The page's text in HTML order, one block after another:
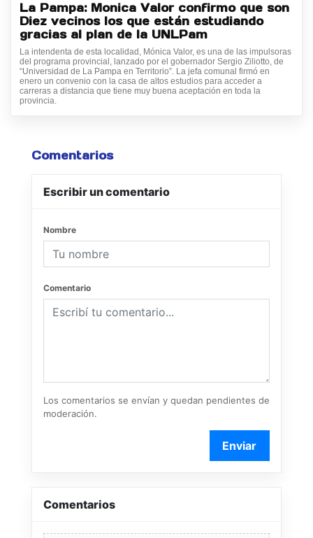
La Pampa: Monica Valor confirmo que son
Diez vecinos los que están estudiando
gracias al plan de la UNLPam
La intendenta de esta localidad, Mónica Valor, es una de las impulsoras
del programa provincial, lanzado por el gobernador Sergio Ziliotto, de
“Universidad de La Pampa en Territorio”. La jefa comunal firmó en
enero un convenio con la casa de altos estudios para acceder a
carreras a distancia que tiene muy buena aceptación en toda la
provincia.
Comentarios
Escribir un comentario
Nombre
Comentario
Los comentarios se envían y quedan pendientes de
moderación.
Enviar
Comentarios